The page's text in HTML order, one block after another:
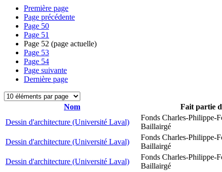
Première page
Page précédente
Page 50
Page 51
Page 52 (page actuelle)
Page 53
Page 54
Page suivante
Dernière page
Nom
Fait partie
Dessin d'architecture (Université Laval)
Fonds Charles-Philippe-
Baillairgé
Dessin d'architecture (Université Laval)
Fonds Charles-Philippe-
Baillairgé
Dessin d'architecture (Université Laval)
Fonds Charles-Philippe-
Baillairgé